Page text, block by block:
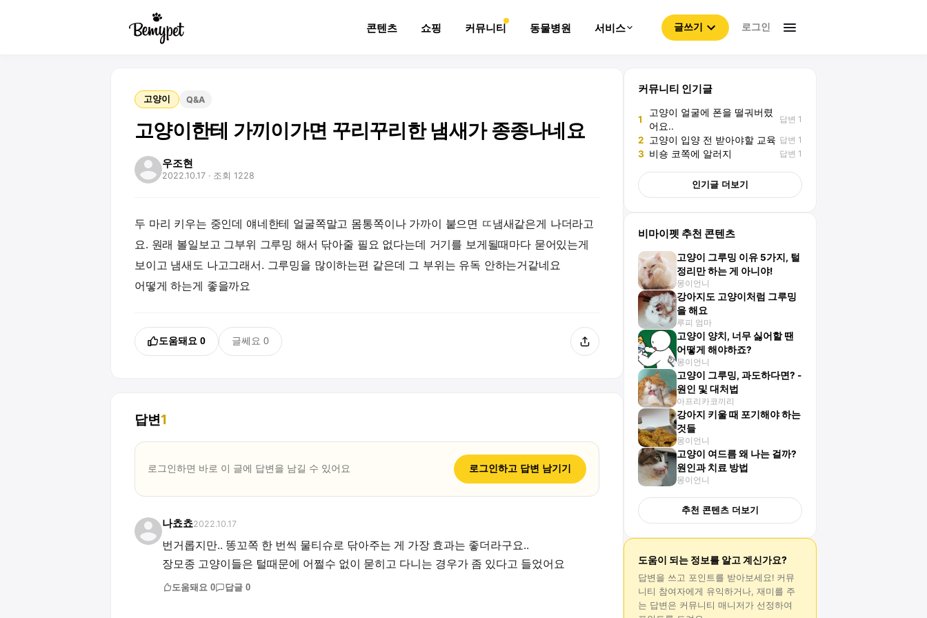
콘텐츠 쇼핑 커뮤니티 동물병원 서비스 글쓰기 로그인
고양이 Q&A
고양이한테 가끼이가면 꾸리꾸리한 냄새가 종종나네요
우조현
2022.10.17 · 조회 1228
두 마리 키우는 중인데 얘네한테 얼굴쪽말고 몸통쪽이나 가까이 붙으면 ㄸ냄새같은게 나더라고
요. 원래 볼일보고 그부위 그루밍 해서 닦아줄 필요 없다는데 거기를 보게될때마다 묻어있는게
보이고 냄새도 나고그래서. 그루밍을 많이하는편 같은데 그 부위는 유독 안하는거같네요
어떻게 하는게 좋을까요
도움돼요 0 글쎄요 0
답변1
로그인하면 바로 이 글에 답변을 남길 수 있어요 로그인하고 답변 남기기
나쵸쵸2022.10.17
번거롭지만.. 똥꼬쪽 한 번씩 물티슈로 닦아주는 게 가장 효과는 좋더라구요..
장모종 고양이들은 털때문에 어쩔수 없이 묻히고 다니는 경우가 좀 있다고 들었어요
도움돼요 0 답글 0
커뮤니티 인기글
1
고양이 얼굴에 폰을 떨궈버렸
어요..
답변 1
2 고양이 입양 전 받아야할 교육 답변 1
3 비숑 코쪽에 알러지 답변 1
인기글 더보기
비마이펫 추천 콘텐츠
고양이 그루밍 이유 5가지, 털
정리만 하는 게 아니야!
몽이언니
강아지도 고양이처럼 그루밍
을 해요
루피 엄마
고양이 양치, 너무 싫어할 땐
어떻게 해야하죠?
몽이언니
고양이 그루밍, 과도하다면? -
원인 및 대처법
아프리카코끼리
강아지 키울 때 포기해야 하는
것들
몽이언니
고양이 여드름 왜 나는 걸까?
원인과 치료 방법
몽이언니
추천 콘텐츠 더보기
도움이 되는 정보를 알고 계신가요?
답변 을 쓰고 포인트를 받아보세요! 커뮤
니티 참여자에게 유익하거나, 재미를 주
는 답변 은 커뮤니티 매니저가 선정하여